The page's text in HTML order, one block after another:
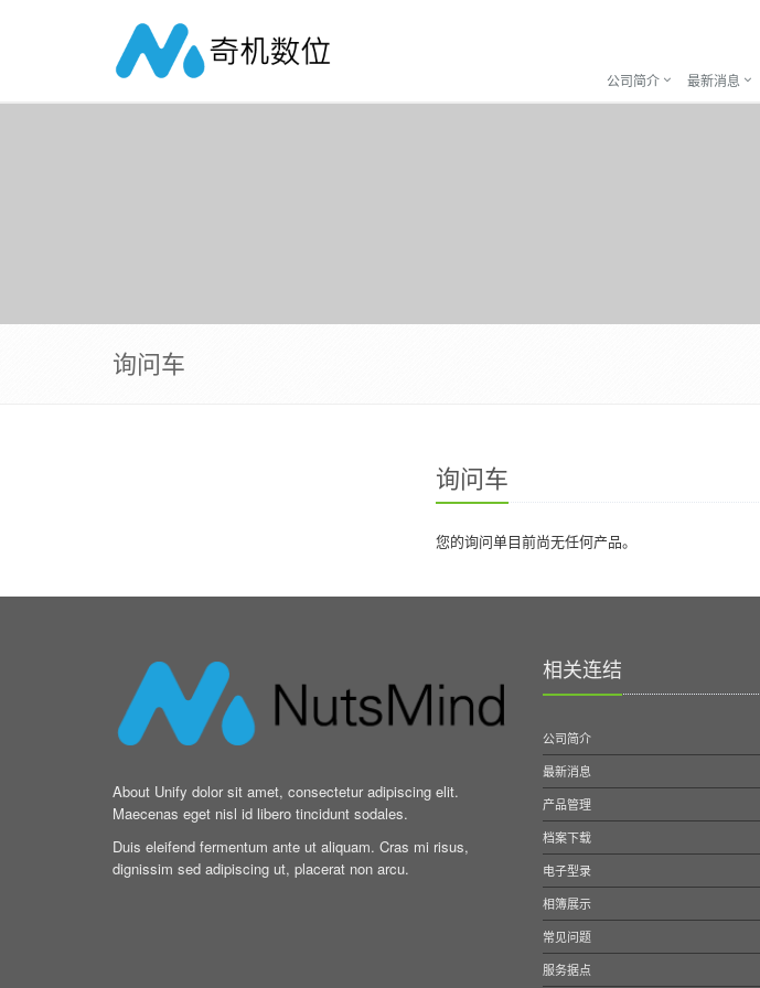
公司简介 最新消息
询问车
询问车
您的询问单目前尚无任何产品。
About Unify dolor sit amet, consectetur adipiscing elit.
Maecenas eget nisl id libero tincidunt sodales.
Duis eleifend fermentum ante ut aliquam. Cras mi risus,
dignissim sed adipiscing ut, placerat non arcu.
相关连结
公司简介
最新消息
产品管理
档案下载
电子型录
相簿展示
常见问题
服务据点